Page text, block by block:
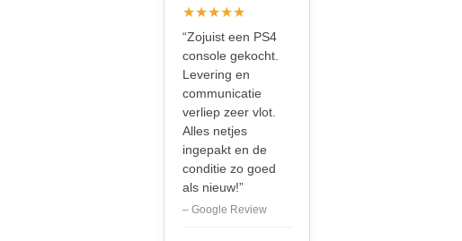
★★★★★
“Zojuist een PS4
console gekocht.
Levering en
communicatie
verliep zeer vlot.
Alles netjes
ingepakt en de
conditie zo goed
als nieuw!”
– Google Review